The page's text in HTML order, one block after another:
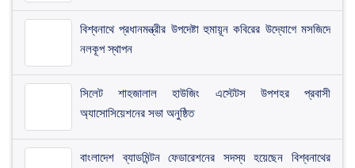
বিশ্বনাথে প্রধানমন্ত্রীর উপদেষ্টা হুমায়ূন কবিরের উদ্যোগে মসজিদে
নলকূপ স্থাপন
সিলেট শাহজালাল হাউজিং এস্টেটস উপশহর প্রবাসী
অ্যাসোসিয়েশনের সভা অনুষ্ঠিত
​বাংলাদেশ ব্যাডমিন্টন ফেডারেশনের সদস্য হয়েছেন বিশ্বনাথের